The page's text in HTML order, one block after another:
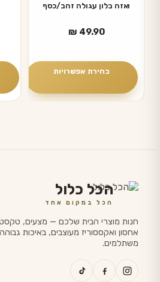
ואזה בלון עגולה זהב/כסף
₪ 49.90
בחירת אפשרויות
לבחור
את
האפשרויות
הכל כלול
הכל במקום אחד
חנות מוצרי הבית שלכם — מצעים,
אחסון ואקססוריז מעוצבים, באיכות
משתלמים.